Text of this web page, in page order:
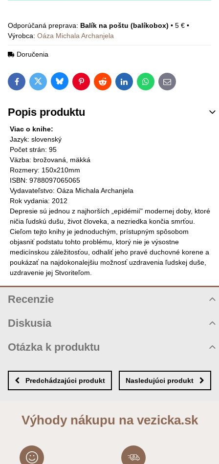
Balík na poštu (balíkobox) • 5 € •
Výrobca: Oáza Michala Archanjela
Doručenia
FacebookTwitterBlueskyPinterestRedditLinkedInWhatsApp
E-mail
Popis produktu
Viac o knihe:
Jazyk: slovenský
Počet strán: 95
Väzba: brožovaná, mäkká
Rozmery: 150x210mm
ISBN: 9788097065065
Vydavateľstvo: Oáza Michala Archanjela
Rok vydania: 2012
Depresie sú jednou z najhorších „epidémií" modernej doby, ktoré
ničia ľudskú dušu, život človeka, a nezriedka končia smrťou.
Cieľom tejto knihy je jednoduchým, prístupným spôsobom
objasniť podstatu tohto problému, ktorý nie je výsostne
medicínskou záležitosťou, odhaliť jeho pravé duchovné korene a
poukázať na najdokonalejšiu možnosť uzdravenia ľudskej duše,
uzdravenie jej Stvoriteľom.
Recenzie
Diskusia
Zatiaľ nie sú žiadne komentáre! Buďte prvý!
Nový komentár
Otázka k produktu
MENO
VÁŠ E-MAIL
VAŠA OTÁZKA K PRODUKTU
Predchádzajúci produkt Nasledujúci produkt
Výhody nákupu na vezicka.sk